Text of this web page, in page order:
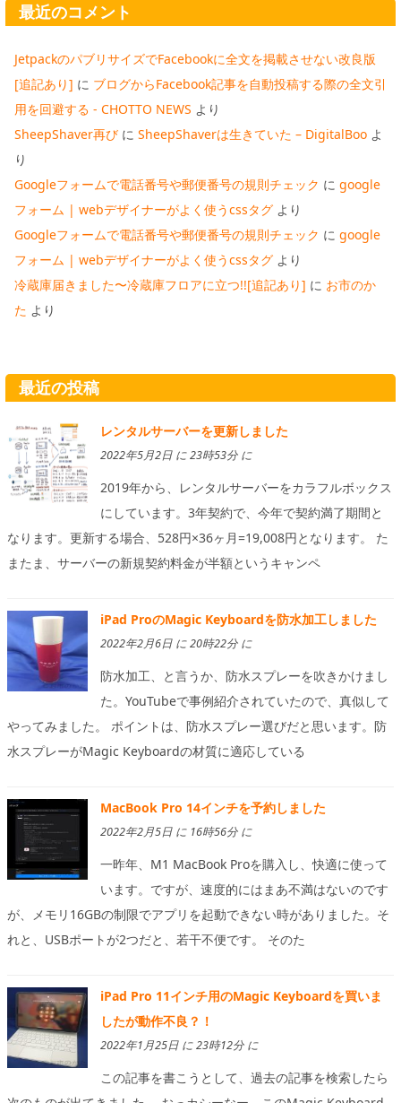
最近のコメント
JetpackのパブリサイズでFacebookに全文を掲載させない改良版
[追記あり] に ブログからFacebook記事を自動投稿する際の全文引
用を回避する - CHOTTO NEWS より
SheepShaver再び に SheepShaverは生きていた – DigitalBoo よ
り
Googleフォームで電話番号や郵便番号の規則チェック に google
フォーム | webデザイナーがよく使うcssタグ より
Googleフォームで電話番号や郵便番号の規則チェック に google
フォーム | webデザイナーがよく使うcssタグ より
冷蔵庫届きました〜冷蔵庫フロアに立つ!![追記あり] に お市のか
た より
最近の投稿
レンタルサーバーを更新しました
2022年5月2日 に 23時53分 に
2019年から、レンタルサーバーをカラフルボックス
にしています。3年契約で、今年で契約満了期間と
なります。更新する場合、528円×36ヶ月=19,008円となります。 た
またま、サーバーの新規契約料金が半額というキャンペ
iPad ProのMagic Keyboardを防水加工しました
2022年2月6日 に 20時22分 に
防水加工、と言うか、防水スプレーを吹きかけまし
た。YouTubeで事例紹介されていたので、真似して
やってみました。 ポイントは、防水スプレー選びだと思います。防
水スプレーがMagic Keyboardの材質に適応している
MacBook Pro 14インチを予約しました
2022年2月5日 に 16時56分 に
一昨年、M1 MacBook Proを購入し、快適に使って
います。ですが、速度的にはまあ不満はないのです
が、メモリ16GBの制限でアプリを起動できない時がありました。そ
れと、USBポートが2つだと、若干不便です。 そのた
iPad Pro 11インチ用のMagic Keyboardを買いま
したが動作不良？！
2022年1月25日 に 23時12分 に
この記事を書こうとして、過去の記事を検索したら